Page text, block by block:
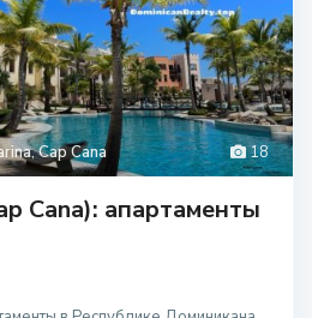
18
,Cap Cana
Cana): апартаменты